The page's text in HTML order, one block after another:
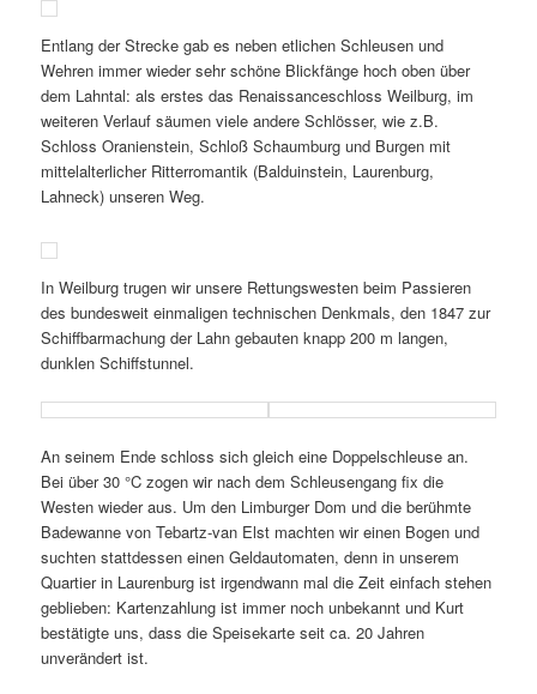
Entlang der Strecke gab es neben etlichen Schleusen und
Wehren immer wieder sehr schöne Blickfänge hoch oben über
dem Lahntal: als erstes das Renaissanceschloss Weilburg, im
weiteren Verlauf säumen viele andere Schlösser, wie z.B.
Schloss Oranienstein, Schloß Schaumburg und Burgen mit
mittelalterlicher Ritterromantik (Balduinstein, Laurenburg,
Lahneck) unseren Weg.
In Weilburg trugen wir unsere Rettungswesten beim Passieren
des bundesweit einmaligen technischen Denkmals, den 1847 zur
Schiffbarmachung der Lahn gebauten knapp 200 m langen,
dunklen Schiffstunnel.
An seinem Ende schloss sich gleich eine Doppelschleuse an.
Bei über 30 °C zogen wir nach dem Schleusengang fix die
Westen wieder aus. Um den Limburger Dom und die berühmte
Badewanne von Tebartz-van Elst machten wir einen Bogen und
suchten stattdessen einen Geldautomaten, denn in unserem
Quartier in Laurenburg ist irgendwann mal die Zeit einfach stehen
geblieben: Kartenzahlung ist immer noch unbekannt und Kurt
bestätigte uns, dass die Speisekarte seit ca. 20 Jahren
unverändert ist.